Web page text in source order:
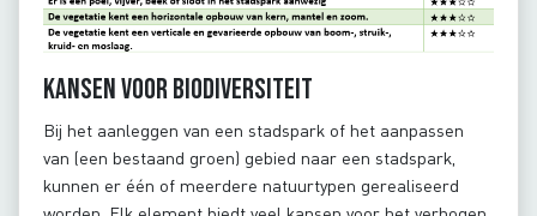
Kansen voor biodiversiteit
Bij het aanleggen van een stadspark of het aanpassen
van (een bestaand groen) gebied naar een stadspark,
kunnen er één of meerdere natuurtypen gerealiseerd